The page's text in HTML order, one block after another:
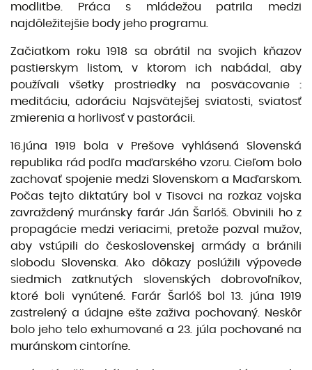
modlitbe. Práca s mládežou patrila medzi
najdôležitejšie body jeho programu.
Začiatkom roku 1918 sa obrátil na svojich kňazov
pastierskym listom, v ktorom ich nabádal, aby
používali všetky prostriedky na posväcovanie :
meditáciu, adoráciu Najsvätejšej sviatosti, sviatosť
zmierenia a horlivosť v pastorácii.
16.júna 1919 bola v Prešove vyhlásená Slovenská
republika rád podľa maďarského vzoru. Cieľom bolo
zachovať spojenie medzi Slovenskom a Maďarskom.
Počas tejto diktatúry bol v Tisovci na rozkaz vojska
zavraždený muránsky farár Ján Šarlóš. Obvinili ho z
propagácie medzi veriacimi, pretože pozval mužov,
aby vstúpili do československej armády a bránili
slobodu Slovenska. Ako dôkazy poslúžili výpovede
siedmich zatknutých slovenských dobrovoľníkov,
ktoré boli vynútené. Farár Šarlóš bol 13. júna 1919
zastrelený a údajne ešte zaživa pochovaný. Neskôr
bolo jeho telo exhumované a 23. júla pochované na
muránskom cintoríne.